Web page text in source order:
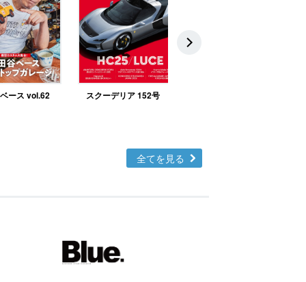
ース vol.62 スクーデリア 152号
全てを見る